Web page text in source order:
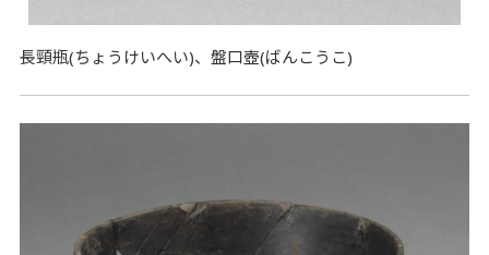
長頸瓶(ちょうけいへい)、盤口壺(ばんこうこ)